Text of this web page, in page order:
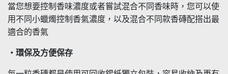
當您想要控制香味濃度或者嘗試混合不同香味時，您可以使
用不同小蠟燭控制香氣濃度，以及混合不同款香磚配搭出最
適合的香氣
・環保及方便保存